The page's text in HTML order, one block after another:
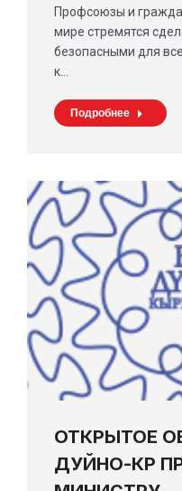
Профсоюзы и
мире стремятся
безопасными для
к…
Подробнее
ОТКРЫТОЕ
ДУЙНО-КР